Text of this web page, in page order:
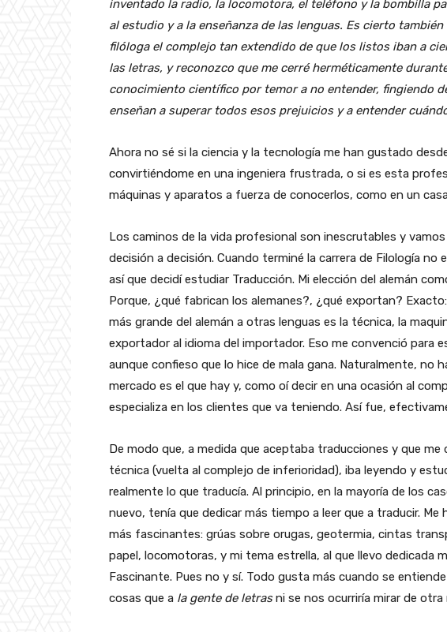
inventado la radio, la locomotora, el teléfono y la bombilla
al estudio y a la enseñanza de las lenguas. Es cierto
filóloga el complejo tan extendido de que los listos iban a
las letras, y reconozco que me cerré herméticamente
conocimiento científico por temor a no entender, fingiendo
enseñan a superar todos esos prejuicios y a entender
Ahora no sé si la ciencia y la tecnología me han gustado
convirtiéndome en una ingeniera frustrada, o si es esta
máquinas y aparatos a fuerza de conocerlos, como en un
Los caminos de la vida profesional son inescrutables y
decisión a decisión. Cuando terminé la carrera de Filología
así que decidí estudiar Traducción. Mi elección del alemán
Porque, ¿qué fabrican los alemanes?, ¿qué exportan?
más grande del alemán a otras lenguas es la técnica, la
exportador al idioma del importador. Eso me convenció para
aunque confieso que lo hice de mala gana. Naturalmente, no
mercado es el que hay y, como oí decir en una ocasión al
especializa en los clientes que va teniendo. Así fue,
De modo que, a medida que aceptaba traducciones y que
técnica (vuelta al complejo de inferioridad), iba leyendo y
realmente lo que traducía. Al principio, en la mayoría de los
nuevo, tenía que dedicar más tiempo a leer que a traducir.
más fascinantes: grúas sobre orugas, geotermia, cintas
papel, locomotoras, y mi tema estrella, al que llevo dedicada
Fascinante. Pues no y sí. Todo gusta más cuando se
cosas que a la gente de letrasni se nos ocurriría mirar de otra